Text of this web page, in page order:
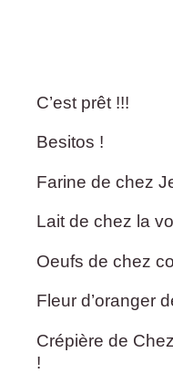
C’est prêt !!!
Besitos !
Farine de chez
Lait de chez la
Oeufs de chez
Fleur d’oranger
Crépière de
!